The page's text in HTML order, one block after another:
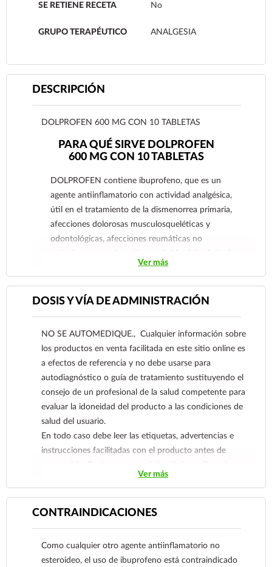
SE RETIENE RECETA No
GRUPO TERAPÉUTICO ANALGESIA
DESCRIPCIÓN
DOLPROFEN 600 MG CON 10 TABLETAS
PARA QUÉ SIRVE DOLPROFEN
600 MG CON 10 TABLETAS
DOLPROFEN contiene ibuprofeno, que es un
agente antiinflamatorio con actividad analgésica,
útil en el tratamiento de la dismenorrea primaria,
afecciones dolorosas musculosqueléticas y
odontológicas, afecciones reumáticas no
articulares como bursitis, tendinitis, dolor bajo de
espalda (fibrosis dorsal, lumbar y lumbago),
de tejidos blandos como esguinces y torceduras.
Ver más
DOSIS Y VÍA DE ADMINISTRACIÓN
NO SE AUTOMEDIQUE., Cualquier información sobre
los productos en venta facilitada en este sitio online es
a efectos de referencia y no debe usarse para
autodiagnóstico o guía de tratamiento sustituyendo el
consejo de un profesional de la salud competente para
evaluar la idoneidad del producto a las condiciones de
salud del usuario.
En todo caso debe leer las etiquetas, advertencias e
instrucciones facilitadas con el producto antes de
consumirlo. Contacte a su médico de inmediato si
sospecha que tiene un problema de salud.
Ver más
CONTRAINDICACIONES
Como cualquier otro agente antiinflamatorio no
esteroideo, el uso de ibuprofeno está contraindicado